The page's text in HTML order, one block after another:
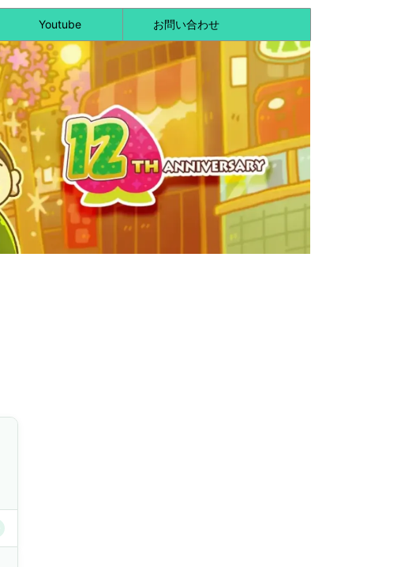
Youtube お問い合わせ